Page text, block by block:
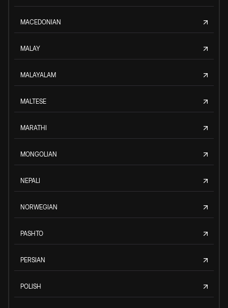
MACEDONIAN
MALAY
MALAYALAM
MALTESE
MARATHI
MONGOLIAN
NEPALI
NORWEGIAN
PASHTO
PERSIAN
POLISH